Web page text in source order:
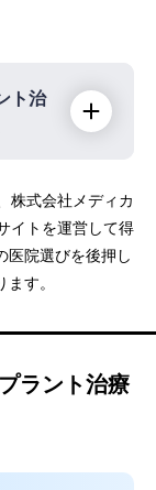
ト治
株式会社メディカ
イトを運営して得
医院選びを後押し
す。
ラント治療